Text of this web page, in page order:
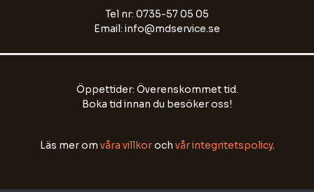
Tel nr: 0735-57 05 05
Email: info@mdservice.se
Öppettider: Överenskommet tid.
Boka tid innan du besöker oss!
Läs mer om våra villkoroch vår integritetspolicy.
Start Chat